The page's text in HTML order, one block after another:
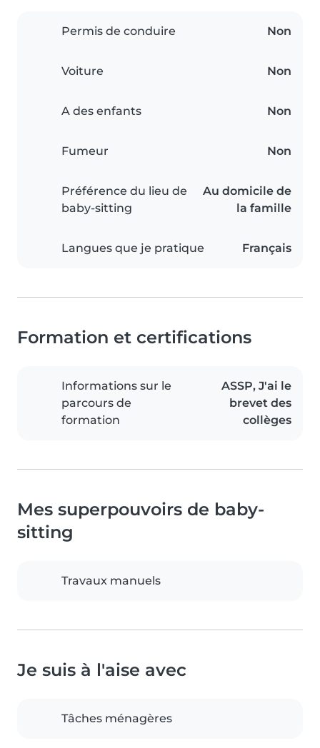
Permis de conduire Non
Voiture Non
A des enfants Non
Fumeur Non
Préférence du lieu de
baby-sitting
Au domicile de
la famille
Langues que je pratique Français
Formation et certifications
Informations sur le
parcours de
formation
ASSP, J'ai le
brevet des
collèges
Mes superpouvoirs de baby-
sitting
Travaux manuels
Je suis à l'aise avec
Tâches ménagères